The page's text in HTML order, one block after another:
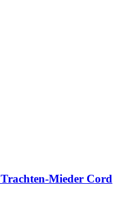
Mieder Cord